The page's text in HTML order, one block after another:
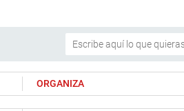
ORGANIZA